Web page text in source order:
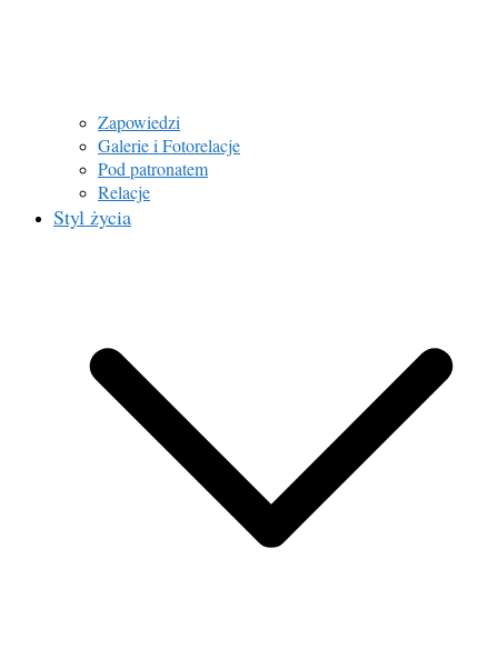
Zapowiedzi
Galerie i Fotorelacje
Pod patronatem
Relacje
Styl życia